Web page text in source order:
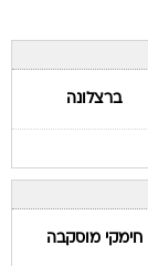
ברצלונה
חימקי מוסקבה